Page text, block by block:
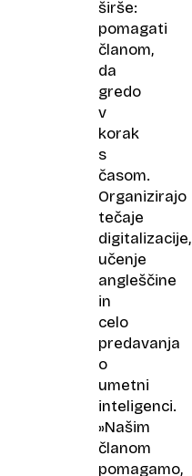
širše:
pomagati
članom,
da
gredo
v
korak
s
časom.
Organizirajo
tečaje
digitalizacije,
učenje
angleščine
in
celo
predavanja
o
umetni
inteligenci.
»Našim
članom
pomagamo,